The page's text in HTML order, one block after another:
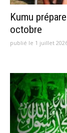
Kumu
octobre
publié le 1 juillet